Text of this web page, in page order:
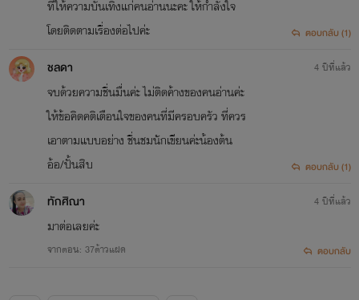
ที่ให้ความบันเทิงแก่คนอ่านนะคะ ให้กำลังใจ
โดยติดตามเรื่องต่อไปค่ะ
ตอบกลับ (1)
ชลดา
จบด้วยความชื่นมื่นค่ะ ไม่ติดค้างของคนอ่านค่ะ
ให้ข้อคิดคติเตือนใจของคนที่มีครอบครัว ที่ควร
เอาตามแบบอย่าง ชื่นชมนักเขียนค่ะน้องต้น
อ้อ/ปั้นสิบ
4 ปีที่แล้ว
ตอบกลับ (1)
ทักศิณา
มาต่อเลยค่ะ
จากตอน: 37ต้าวแฝด
4 ปีที่แล้ว
ตอบกลับ